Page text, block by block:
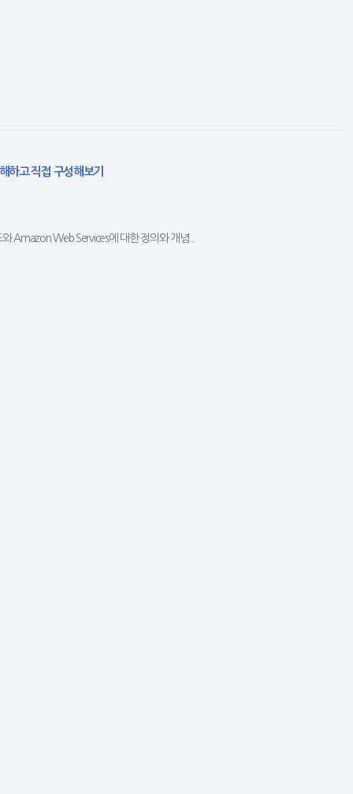
하고 직접 구성해보기
Amazon Web Services에 대한 정의와 개념...